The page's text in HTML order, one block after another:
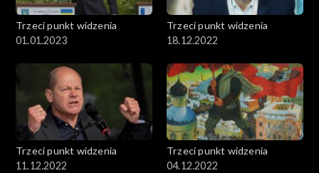
Trzeci punkt widzenia
01.01.2023
Trzeci punkt widzenia
18.12.2022
Trzeci punkt widzenia
11.12.2022
Trzeci punkt widzenia
04.12.2022